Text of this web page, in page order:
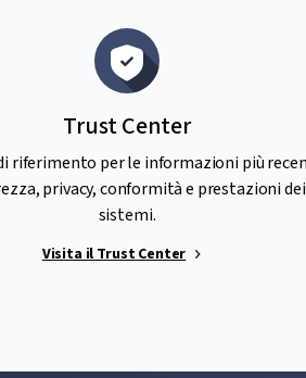
Trust Center
riferimento per le informazioni più
privacy, conformità e prestazioni dei
sistemi.
Visita il Trust Center